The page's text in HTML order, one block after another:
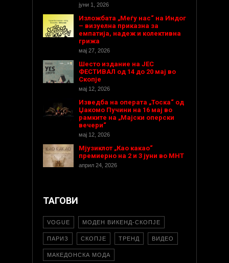
јуни 1, 2026
Изложбата „Меѓу нас“ на Индог
– визуелна приказна за
емпатија, надеж и колективна
грижа
мај 27, 2026
Шесто издание на ЈЕС
ФЕСТИВАЛ од 14 до 20 мај во
Скопје
мај 12, 2026
Изведба на операта „Тоска“ од
Џакомо Пучини на 16 мај во
рамките на „Мајски оперски
вечери“
мај 12, 2026
Мјузиклот „Као какао“
премиерно на 2 и 3 јуни во МНТ
април 24, 2026
ТАГОВИ
VOGUE МОДЕН ВИКЕНД-СКОПЈЕ
ПАРИЗ СКОПЈЕ ТРЕНД ВИДЕО
МАКЕДОНСКА МОДА